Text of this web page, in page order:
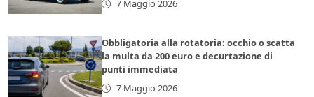
7 Maggio 2026
Obbligatoria alla rotatoria: occhio o scatta
la multa da 200 euro e decurtazione di
punti immediata
7 Maggio 2026